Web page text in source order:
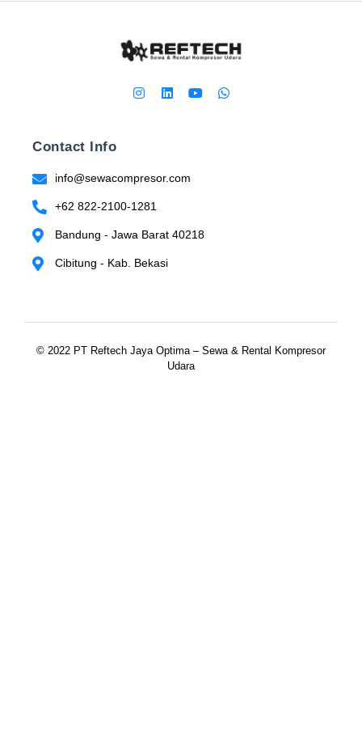
Contact Info
info@sewacompresor.com
+62 822-2100-1281
Bandung - Jawa Barat 40218
Cibitung - Kab. Bekasi
© 2022 PT Reftech Jaya Optima – Sewa & Rental Kompresor
Udara